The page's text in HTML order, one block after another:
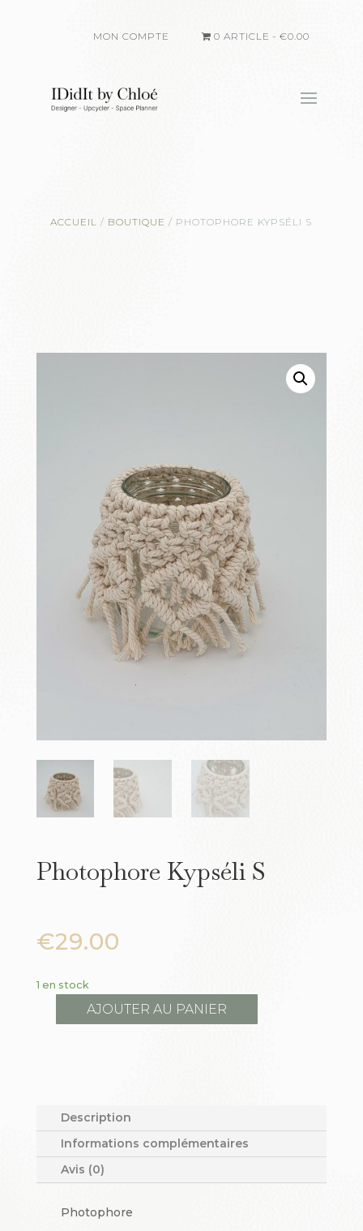
MON COMPTE 0 ARTICLE €0.00
ACCUEIL / BOUTIQUE / PHOTOPHORE KYPSÉLI S
Photophore Kypséli S
€29.00
1 en stock
AJOUTER AU PANIER
Description
Informations complémentaires
Avis (0)
Photophore